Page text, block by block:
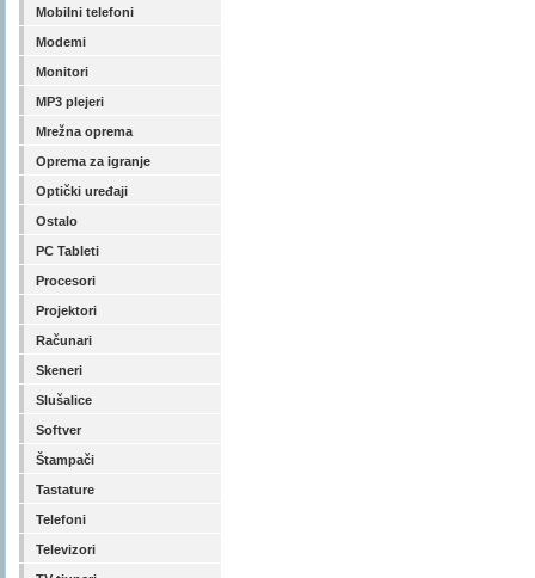
Mobilni telefoni
Modemi
Monitori
MP3 plejeri
Mrežna oprema
Oprema za igranje
Optički uređaji
Ostalo
PC Tableti
Procesori
Projektori
Računari
Skeneri
Slušalice
Softver
Štampači
Tastature
Telefoni
Televizori